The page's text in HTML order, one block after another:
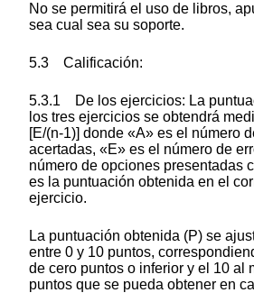
No se permitirá el uso de libros,
sea cual sea su soporte.
5.3 Calificación:
5.3.1 De los ejercicios: La
los tres ejercicios se obtendrá
[E/(n-1)] donde «A» es el número
acertadas, «E» es el número de
número de opciones presentadas
es la puntuación obtenida en el
ejercicio.
La puntuación obtenida (P) se
entre 0 y 10 puntos,
de cero puntos o inferior y el 10 al
puntos que se pueda obtener en